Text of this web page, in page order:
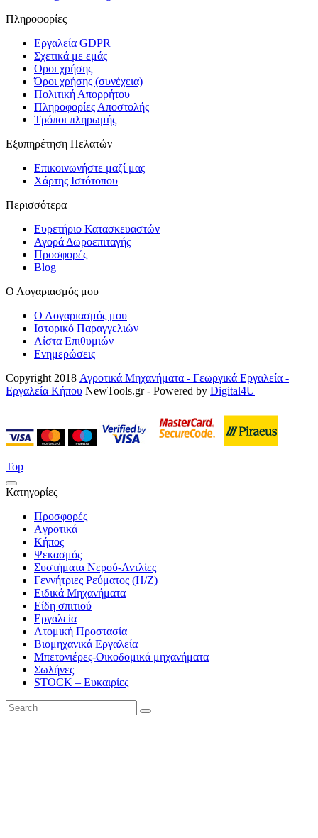
Πληροφορίες
Εργαλεία GDPR
Σχετικά με εμάς
Οροι χρήσης
Όροι χρήσης (συνέχεια)
Πολιτική Απορρήτου
Πληροφορίες Αποστολής
Τρόποι πληρωμής
Εξυπηρέτηση Πελατών
Επικοινωνήστε μαζί μας
Χάρτης Ιστότοπου
Περισσότερα
Ευρετήριο Κατασκευαστών
Αγορά Δωροεπιταγής
Προσφορές
Blog
Ο Λογαριασμός μου
Ο Λογαριασμός μου
Ιστορικό Παραγγελιών
Λίστα Επιθυμιών
Ενημερώσεις
Copyright 2018 Αγροτικά Μηχανήματα - Γεωργικά Εργαλεία -
Εργαλεία Κήπου NewTools.gr - Powered by Digital4U
Top
Κατηγορίες
Προσφορές
Aγροτικά
Κήπος
Ψεκασμός
Συστήματα Νερού-Αντλίες
Γεννήτριες Ρεύματος (Η/Ζ)
Ειδικά Μηχανήματα
Είδη σπιτιού
Εργαλεία
Ατομική Προστασία
Βιομηχανικά Εργαλεία
Μπετονιέρες-Οικοδομικά μηχανήματα
Σωλήνες
STOCK – Ευκαιρίες